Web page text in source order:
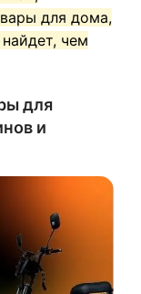
для дома,
чем
для
и